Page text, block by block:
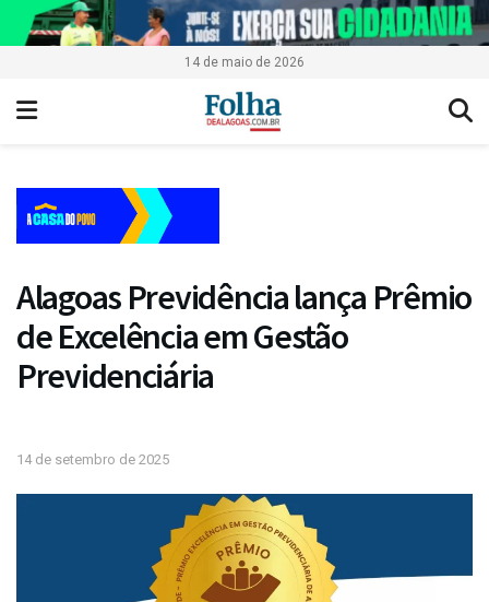
14 de maio de 2026
Alagoas Previdência lança Prêmio
de Excelência em Gestão
Previdenciária
14 de setembro de 2025